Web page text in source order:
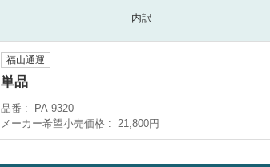
内訳
福山通運
単品
品番
PA-9320
メーカー希望小売価格
21,800円